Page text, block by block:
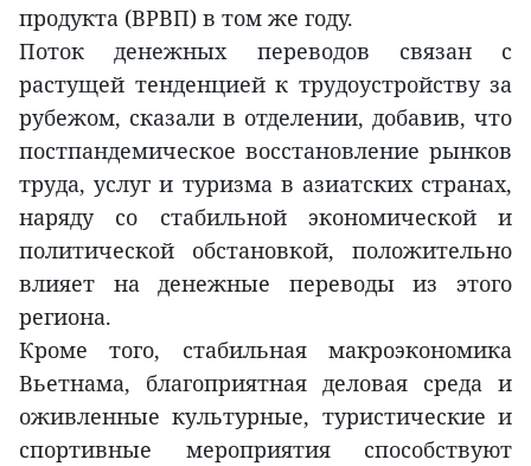
продукта (ВРВП) в том же году.
Поток денежных переводов связан с
растущей тенденцией к трудоустройству за
рубежом, сказали в отделении, добавив, что
постпандемическое восстановление рынков
труда, услуг и туризма в азиатских странах,
наряду со стабильной экономической и
политической обстановкой, положительно
влияет на денежные переводы из этого
региона.
Кроме того, стабильная макроэкономика
Вьетнама, благоприятная деловая среда и
оживленные культурные, туристические и
спортивные мероприятия способствуют